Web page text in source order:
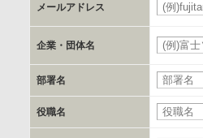
お客様のご氏名、フリガナ、企業
郵便番号、住所、電話番号、FAX
c.第三者への提供の手段または手法
書類の送付又は電子的な方法
メールアドレス
企業・団体名
部署名
役職名